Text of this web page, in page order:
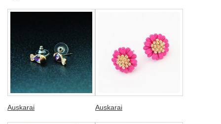
Auskarai Auskarai